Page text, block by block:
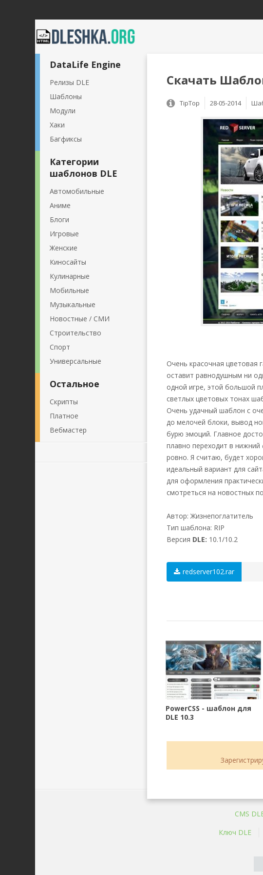
Скачать
TipTop 28-05-2014
Очень красочная цветовая
оставит равнодушным ни
одной игре, этой большой
светлых цветовых тонах
Очень удачный шаблон с
до мелочей блоки, вывод
бурю эмоций. Главное
плавно переходит в
ровно. Я считаю, будет
идеальный вариант для
для оформления
смотреться на новостных
Автор: Жизнепоглатитель
Тип шаблона: RIP
Версия DLE: 10.1/10.2
redserver102.rar
PowerCSS - шаблон для
DLE 10.3
DataLife Engine
Релизы DLE
Шаблоны
Модули
Хаки
Багфиксы
Категории
шаблонов DLE
Автомобильные
Аниме
Блоги
Игровые
Женские
Киносайты
Кулинарные
Мобильные
Музыкальные
Новостные / СМИ
Строительство
Спорт
Универсальные
Остальное
Скрипты
Платное
Вебмастер
CMS
Ключ DLE